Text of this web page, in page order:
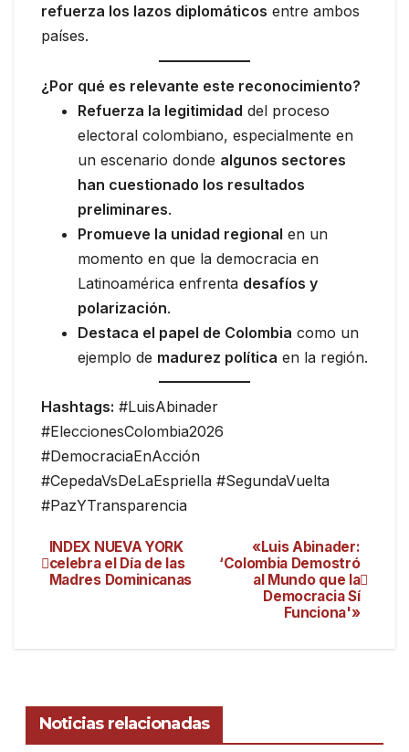
refuerza los lazos diplomáticos entre ambos
países.
¿Por qué es relevante este reconocimiento?
Refuerza la legitimidad del proceso
electoral colombiano, especialmente en
un escenario donde algunos sectores
han cuestionado los resultados
preliminares.
Promueve la unidad regional en un
momento en que la democracia en
Latinoamérica enfrenta desafíos y
polarización.
Destaca el papel de Colombia como un
ejemplo de madurez política en la región.
Hashtags: #LuisAbinader
#EleccionesColombia2026
#DemocraciaEnAcción
#CepedaVsDeLaEspriella #SegundaVuelta
#PazYTransparencia
«Luis Abinader:
‘Colombia Demostró
al Mundo que la
Democracia Sí
Funciona'»
INDEX NUEVA YORK
celebra el Día de las
Madres Dominicanas
Noticias relacionadas